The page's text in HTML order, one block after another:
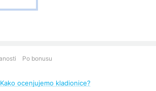
Kako ocenjujemo kladionice?